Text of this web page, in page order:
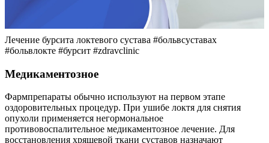
Лечение бурсита локтевого сустава #больвсуставах
#больвлокте #бурсит #zdravclinic
Медикаментозное
Фармпрепараты обычно используют на первом этапе
оздоровительных процедур. При ушибе локтя для снятия
опухоли применяется негормональное
противовоспалительное медикаментозное лечение. Для
восстановления хрящевой ткани суставов назначают